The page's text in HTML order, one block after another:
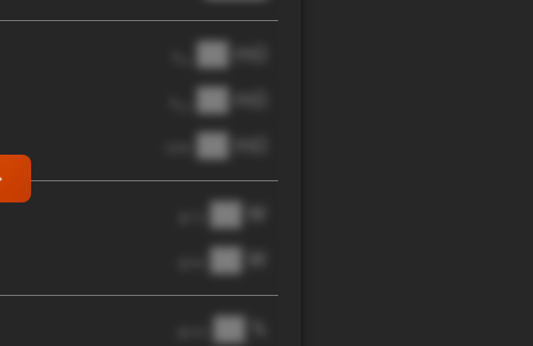
██ mΩ
██ mΩ
██ mΩ
██ W
██ W
██ %